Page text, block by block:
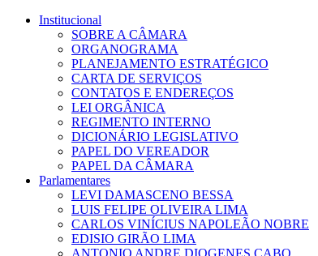
Institucional
SOBRE A CÂMARA
ORGANOGRAMA
PLANEJAMENTO ESTRATÉGICO
CARTA DE SERVIÇOS
CONTATOS E ENDEREÇOS
LEI ORGÂNICA
REGIMENTO INTERNO
DICIONÁRIO LEGISLATIVO
PAPEL DO VEREADOR
PAPEL DA CÂMARA
Parlamentares
LEVI DAMASCENO BESSA
LUIS FELIPE OLIVEIRA LIMA
CARLOS VINÍCIUS NAPOLEÃO NOBRE
EDISIO GIRÃO LIMA
ANTONIO ANDRE DIOGENES CABO